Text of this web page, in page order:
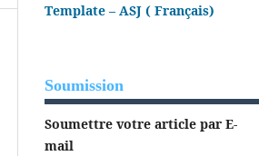
Template – ASJ ( Français)
Soumission
Soumettre votre article par E-
mail